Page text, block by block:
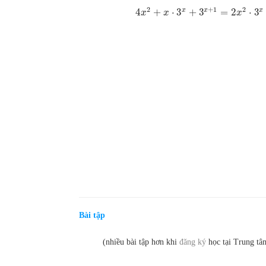
4x2 + x ⋅ 3x + 3x+1 = 2x2 ⋅ 3x
Bài tập
(nhiều bài tập hơn khi đăng ký học tại Trung